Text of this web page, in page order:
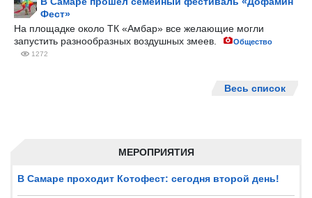
МЕРОПРИЯТИЯ
В Самаре проходит Котофест: сегодня второй день!
Фест»
На площадке около ТК «Амбар» все желающие могли
запустить разнообразных воздушных змеев.
Общество
1272
Весь список